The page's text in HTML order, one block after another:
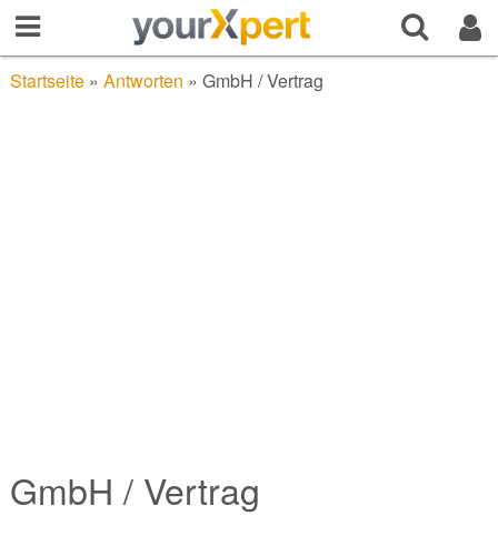
Startseite» Antworten » GmbH / Vertrag
GmbH / Vertrag